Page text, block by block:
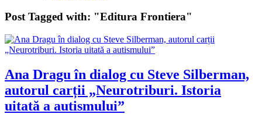
Post Tagged with: "Editura Frontiera"
Ana Dragu în dialog cu Steve Silberman,
autorul carții „Neurotriburi. Istoria
uitată a autismului”